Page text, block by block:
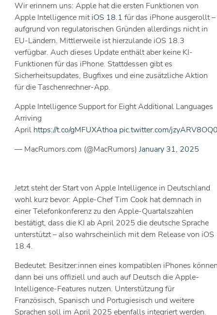
Wir erinnern uns: Apple hat die ersten Funktionen von
Apple Intelligence mitiOS 18.1 für das iPhone ausgerollt –
aufgrund von regulatorischen Gründen allerdings nicht in
EU-Ländern. Mittlerweile ist hierzulande iOS 18.3
verfügbar. Auch dieses Update enthält aber keine KI-
Funktionen für das iPhone. Stattdessen gibt es
Sicherheitsupdates, Bugfixes und eine zusätzliche Aktion
für die Taschenrechner-App.
Apple Intelligence Support for Eight Additional Languages
Arriving
April https://t.co/gMFUXAthoa pic.twitter.com/
— MacRumors.com (@MacRumors)January 31, 2025
Jetzt steht der Start von Apple Intelligence in Deutschland
wohl kurz bevor: Apple-Chef Tim Cook hat demnach in
einer Telefonkonferenz zu den Apple-Quartalszahlen
bestätigt, dass die KI ab April 2025 die deutsche Sprache
unterstützt – also wahrscheinlich mit dem Release von iOS
18.4.
Bedeutet: Besitzer:innen eines kompatiblen iPhones
dann bei uns offiziell und auch auf Deutsch die Apple-
Intelligence-Features nutzen. Unterstützung für
Französisch, Spanisch und Portugiesisch und weitere
Sprachen soll im April 2025 ebenfalls integriert werden.